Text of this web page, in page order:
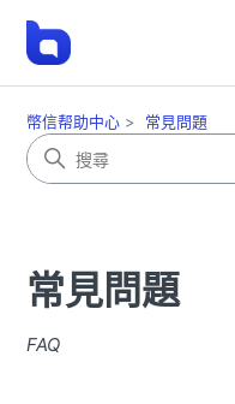
幣信帮助中心 常見問題
常見問題
FAQ